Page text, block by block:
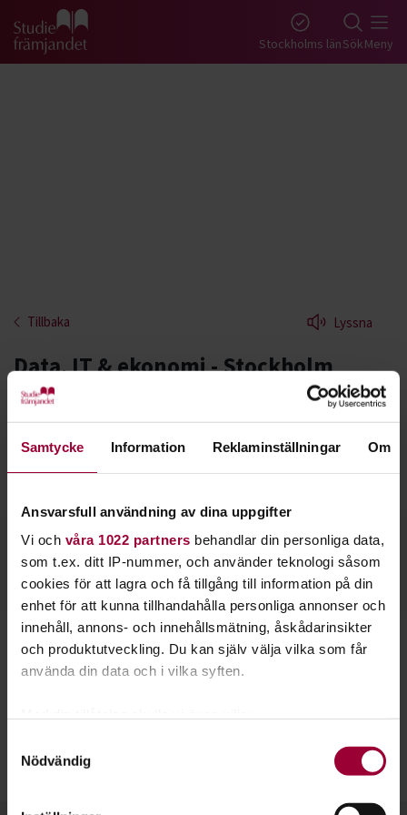
Samtycke Information Reklaminställningar Om
Ansvarsfull användning av dina uppgifter
Vi och våra 1022 partners behandlar din personliga data,
som t.ex. ditt IP-nummer, och använder teknologi såsom
cookies för att lagra och få tillgång till information på din
enhet för att kunna tillhandahålla personliga annonser och
innehåll, annons- och innehållsmätning, åskådarinsikter
och produktutveckling. Du kan själv välja vilka som får
använda din data och i vilka syften.
som kan ha en noggrannhet på upp till flera meter
Nödvändig
Gå till studiefrämjandets startsida Stockholms länSökMeny
Tillbaka Lyssna
Data, IT & ekonomi - Stockholm
Uppdatera dina kunskaper inom sociala medier,
webb och bokföring. Du kan lära dig datakunskap
och IT från grunden eller bygga vidare på det du
redan kan.
Välj bland vårt utbud
Basprogram för datorn
IT för nybörjare
Bokföring & ekonomi
Design & webbprogram
Avancera i program som Word och Excel, designa den där
snygga webbsidan du alltid drömt om, eller lär dig hur du
kommunicerar smart på Facebook och Instagram.
Vill du bli allmänt bättre på att hantera din mobiltelefon,
dator eller surfplatta fixar vi det också.